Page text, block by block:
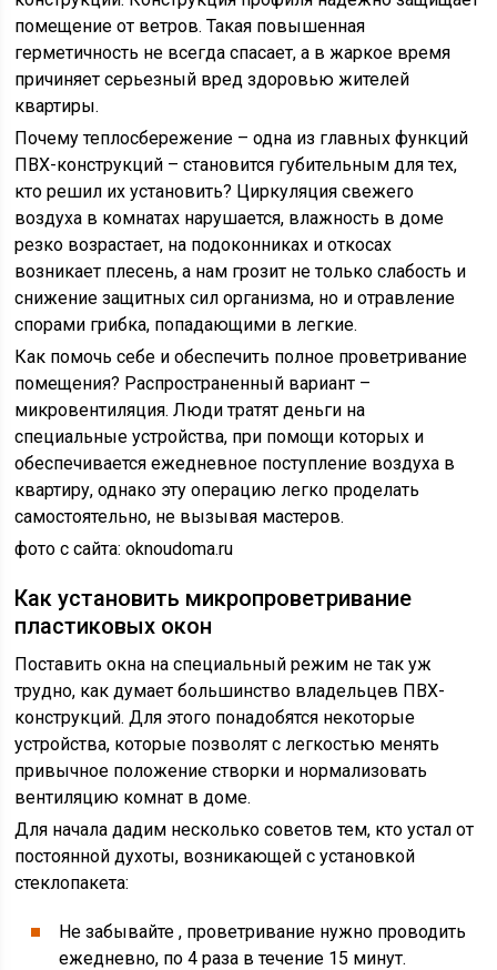
помещение от ветров. Такая повышенная
герметичность не всегда спасает, а в жаркое время
причиняет серьезный вред здоровью жителей
квартиры.
Почему теплосбережение – одна из главных функций
ПВХ-конструкций – становится губительным для тех,
кто решил их установить? Циркуляция свежего
воздуха в комнатах нарушается, влажность в доме
резко возрастает, на подоконниках и откосах
возникает плесень, а нам грозит не только слабость и
снижение защитных сил организма, но и отравление
спорами грибка, попадающими в легкие.
Как помочь себе и обеспечить полное проветривание
помещения? Распространенный вариант –
микровентиляция. Люди тратят деньги на
специальные устройства, при помощи которых и
обеспечивается ежедневное поступление воздуха в
квартиру, однако эту операцию легко проделать
самостоятельно, не вызывая мастеров.
фото с сайта: oknoudoma.ru
Как установить микропроветривание
пластиковых окон
Поставить окна на специальный режим не так уж
трудно, как думает большинство владельцев ПВХ-
конструкций. Для этого понадобятся некоторые
устройства, которые позволят с легкостью менять
привычное положение створки и нормализовать
вентиляцию комнат в доме.
Для начала дадим несколько советов тем, кто устал от
постоянной духоты, возникающей с установкой
стеклопакета:
Не забывайте , проветривание нужно проводить
ежедневно, по 4 раза в течение 15 минут.